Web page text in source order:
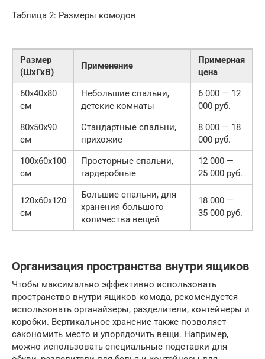
Таблица 2: Размеры комодов
Размер
(ШхГхВ)
Применение
Примерная
цена
60x40x80
см
Небольшие спальни,
детские комнаты
6 000 — 12
000 руб.
80x50x90
см
Стандартные спальни,
прихожие
8 000 — 18
000 руб.
100x60x100
см
Просторные спальни,
гардеробные
12 000 —
25 000 руб.
120x60x120
см
Большие спальни, для
хранения большого
количества вещей
18 000 —
35 000 руб.
Организация пространства внутри ящиков
Чтобы максимально эффективно использовать
пространство внутри ящиков комода, рекомендуется
использовать органайзеры, разделители, контейнеры и
коробки. Вертикальное хранение также позволяет
сэкономить место и упорядочить вещи. Например,
можно использовать специальные подставки для